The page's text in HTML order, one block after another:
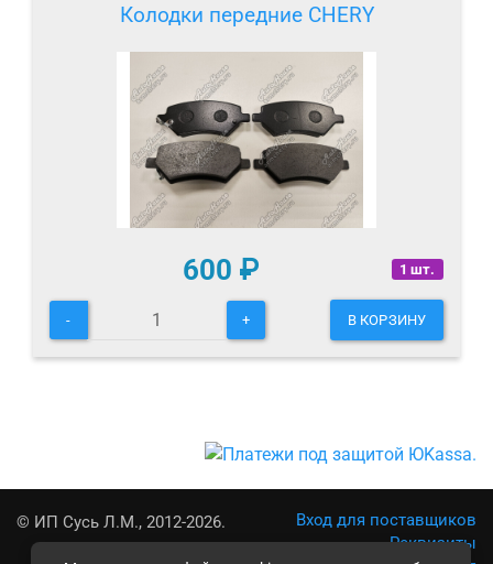
Колодки передние CHERY
1 шт.
600 ₽
- + В КОРЗИНУ
© ИП Сусь Л.М., 2012-2026.
Вход для поставщиков
Реквизиты